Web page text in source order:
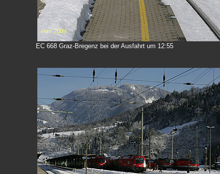
EC 668 Graz-Bregenz bei der Ausfahrt um 12:55